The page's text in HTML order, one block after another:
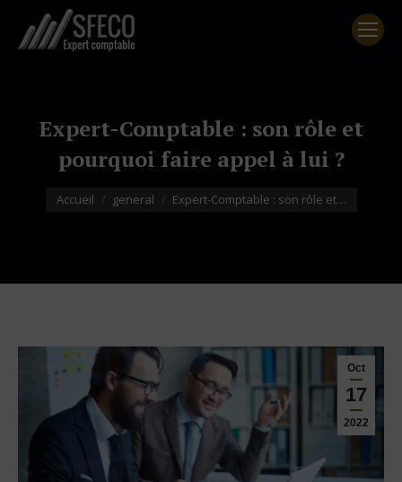
Expert-Comptable : son rôle et
pourquoi faire appel à lui ?
Accueil general Expert-Comptable : son rôle et…
Oct
17
2022